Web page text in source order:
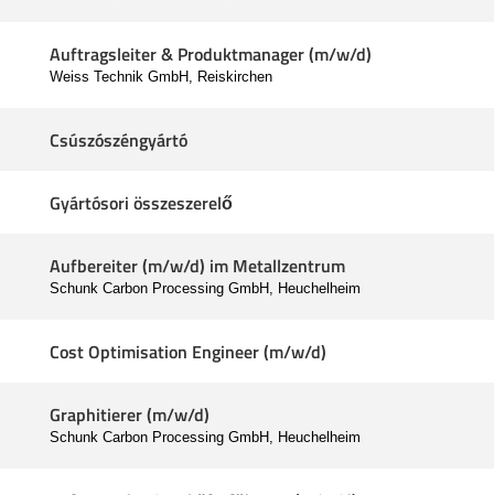
Auftragsleiter & Produktmanager (m/w/d)
Weiss Technik GmbH, Reiskirchen
Csúszószéngyártó
Gyártósori összeszerelő
Aufbereiter (m/w/d) im Metallzentrum
Schunk Carbon Processing GmbH, Heuchelheim
Cost Optimisation Engineer (m/w/d)
Graphitierer (m/w/d)
Schunk Carbon Processing GmbH, Heuchelheim